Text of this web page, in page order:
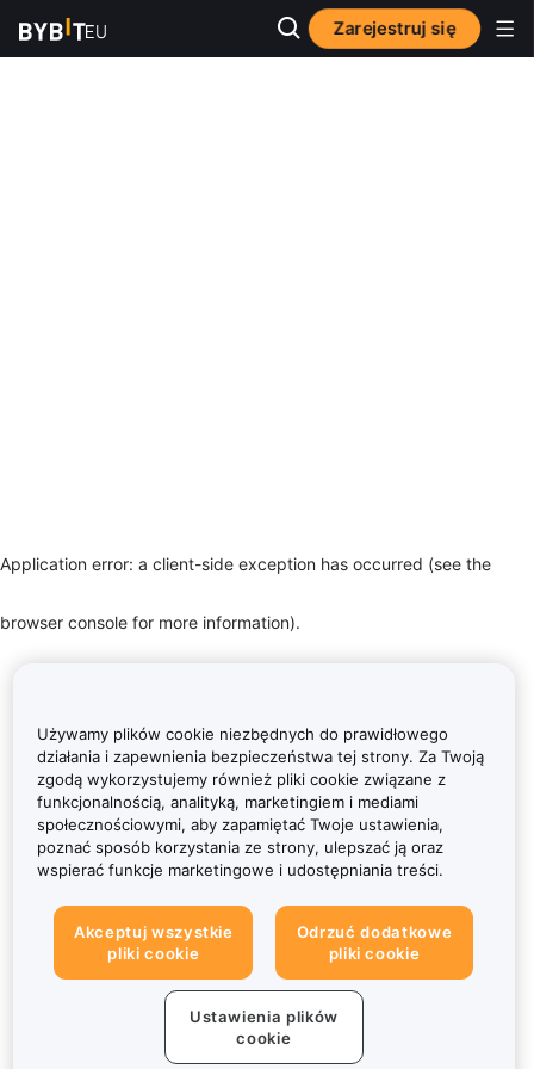
Zarejestruj się
Application error: a client-side exception has occurred (see the
browser console for more information).
Używamy plików cookie niezbędnych do prawidłowego
działania i zapewnienia bezpieczeństwa tej strony. Za Twoją
zgodą wykorzystujemy również pliki cookie związane z
funkcjonalnością, analityką, marketingiem i mediami
społecznościowymi, aby zapamiętać Twoje ustawienia,
poznać sposób korzystania ze strony, ulepszać ją oraz
wspierać funkcje marketingowe i udostępniania treści.
Akceptuj wszystkie
pliki cookie
Odrzuć dodatkowe
pliki cookie
Ustawienia plików
cookie